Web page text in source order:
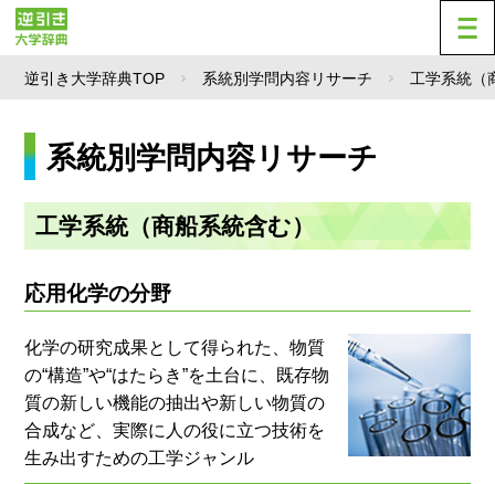
逆引き大学辞典TOP 系統別学問内容リサーチ 工学系統（
系統別学問内容リサーチ
工学系統（商船系統含む）
応用化学の分野
化学の研究成果として得られた、物質
の“構造”や“はたらき”を土台に、既存物
質の新しい機能の抽出や新しい物質の
合成など、実際に人の役に立つ技術を
生み出すための工学ジャンル